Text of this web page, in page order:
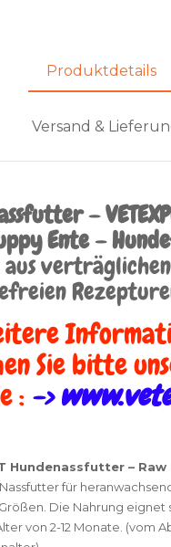
Produktdetails
Versand &
–
Ente –
Sie bitte
: ->
Hundenassfutter –
für
Die Nahrung eignet
von 2-12 Monate. (vom